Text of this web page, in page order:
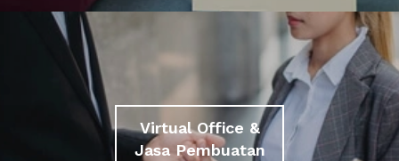
Virtual Office &
Jasa Pembuatan